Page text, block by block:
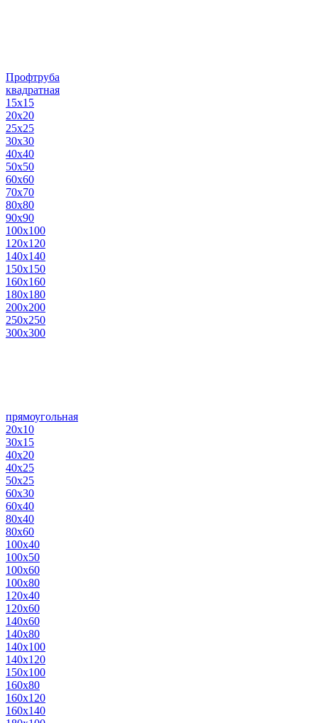
Профтруба
квадратная
15х15
20х20
25х25
30х30
40х40
50х50
60х60
70х70
80х80
90х90
100х100
120х120
140х140
150х150
160х160
180х180
200х200
250х250
300х300
прямоугольная
20х10
30х15
40х20
40х25
50х25
60х30
60х40
80х40
80х60
100х40
100х50
100х60
100х80
120х40
120х60
140х60
140х80
140х100
140х120
150х100
160х80
160х120
160х140